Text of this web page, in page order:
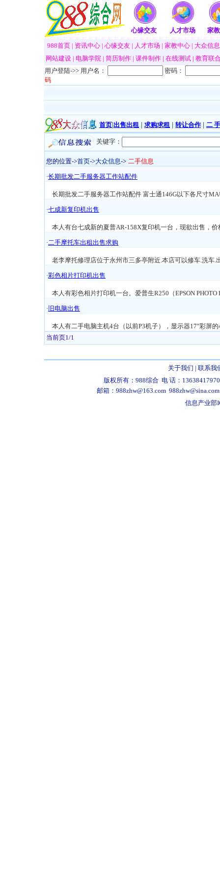
心缘交友 人才市场 家
988首页 | 资讯中心 | 心缘交友 | 人才市场 | 家教中心 | 大众信息
网站建设 | 电脑学院 | 简历制作 | 课件制作 | 在线测试 | 教育联
用户登陆->> 用户名：
密码：
码
首页 出售出租 求购求租 转让合作 二 手
关键字：
您的位置->首页->大众信息-> 二手信息
·长期批发二手服务器工作站配件
长期批发二手服务器工作站配件 富士通146G以下各尺寸
·七成新复印机出售
本人有台七成新的夏普AR-158X复印机一台，现欲出售，
·二手摩托车出租出售求购
老李摩托修理店位于永州市三多亭附近.本店可以修车.洗车
·彩色相片打印机出售
本人有彩色相片打印机一台。爱普生R250（EPSON
· 旧电脑出售
本人有二手电脑主机4台（以前P3机子），显示器17"彩屏
当前页1/1
关于我们 | 联系我
版权所有：988综合 电 话：
邮箱：988zhw@163.com
信息产业部